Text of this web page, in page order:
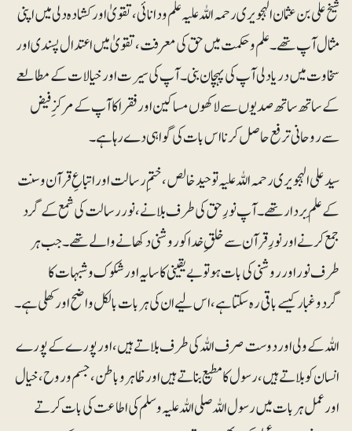
شیخ علی بن عثمان الہجویری رحمہ اللہ علیہ علم ودانائی، تقویٰ اور کشادہ دلی میں اپنی
مثال آپ تھے۔ علم وحکمت میں حق کی معرفت، تقویٰ میں اعتدال پسندی اور
سخاوت میں دریا دلی آپ کی پہچان بنی۔آپ کی سیرت اور خیالات کے مطالعے
کے ساتھ ساتھ صدیوں سے لاکھوں مساکین اور فقرا کا آپ کے مرکزِ فیض
سے روحانی ترفع حاصل کرنا اس بات کی گواہی دے رہا ہے۔
سید علی الہجویری رحمہ اللہ علیہ توحید خالص، ختم ِ رسالت اور اتباعِ قرآن وسنت
کے علَم بردار تھے۔ آپ نورِ حق کی طرف بلانے، نور رسالت کی شمع کے گرد
جمع کرنے اور نورِ قرآن سے خلق ِ خدا کو روشنی دکھانے والے تھے۔ جب ہر
طرف نور اور روشنی کی بات ہو تو بے یقینی کا سایہ اور شکوک وشبہات کا
گردوغبار کیسے باقی رہ سکتا ہے، اس لیے ان کی ہر بات بالکل واضح اور کھلی ہے۔
اللہ کے ولی اور دوست صرف اللہ کی طرف بلاتے ہیں، اور پورے کے پورے
انسان کو بلاتے ہیں، رسول کا مطیع بناتے ہیں اور ظاہر وباطن، جسم وروح، خیال
اور عمل ہر بات میں رسول اللہ صلی اللہ علیہ وسلم کی اطاعت کی بات کرتے